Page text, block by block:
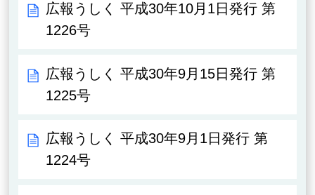
広報うしく 平成30年10月1日発行 第
1226号
広報うしく 平成30年9月15日発行 第
1225号
広報うしく 平成30年9月1日発行 第
1224号